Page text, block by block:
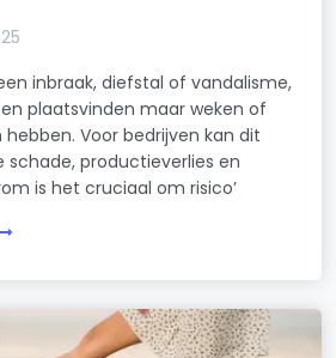
inbraak, diefstal of vandalisme,
plaatsvinden maar weken of
Voor bedrijven kan dit
productieverlies en
is het cruciaal om risico’